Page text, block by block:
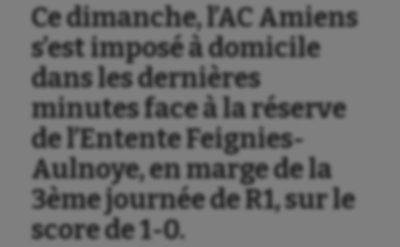
Ce dimanche, l’AC Amiens
s’est imposé à domicile
dans les dernières
minutes face à la réserve
de l’Entente Feignies-
Aulnoye, en marge de la
3ème journée de R1, sur le
score de 1-0.